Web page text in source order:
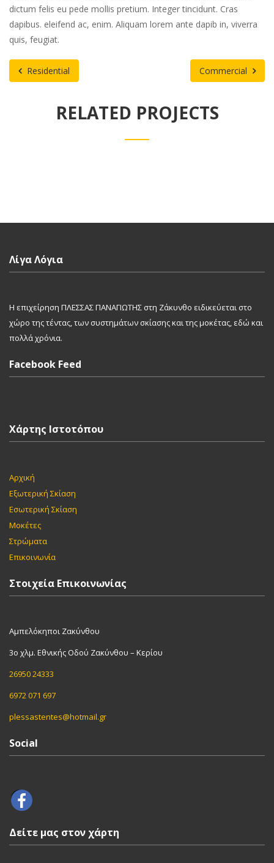
dictum felis eu pede mollis pretium. Integer tincidunt. Cras
dapibus. eleifend ac, enim. Aliquam lorem ante dapib in, viverra
quis, feugiat.
Residential Commercial
RELATED PROJECTS
Λίγα Λόγια
Η επιχείρηση ΠΛΕΣΣΑΣ ΠΑΝΑΓΙΩΤΗΣ στη Ζάκυνθο ειδικεύεται στο
χώρο της τέντας, των συστημάτων σκίασης και της μοκέτας, εδώ και
πολλά χρόνια.
Facebook Feed
Χάρτης Ιστοτόπου
Αρχική
Εξωτερική Σκίαση
Εσωτερική Σκίαση
Μοκέτες
Στρώματα
Επικοινωνία
Στοιχεία Επικοινωνίας
Αμπελόκηποι Ζακύνθου
3ο χλμ. Εθνικής Οδού Ζακύνθου – Κερίου
26950 24333
6972 071 697
plessastentes@hotmail.gr
Social
Δείτε μας στον χάρτη